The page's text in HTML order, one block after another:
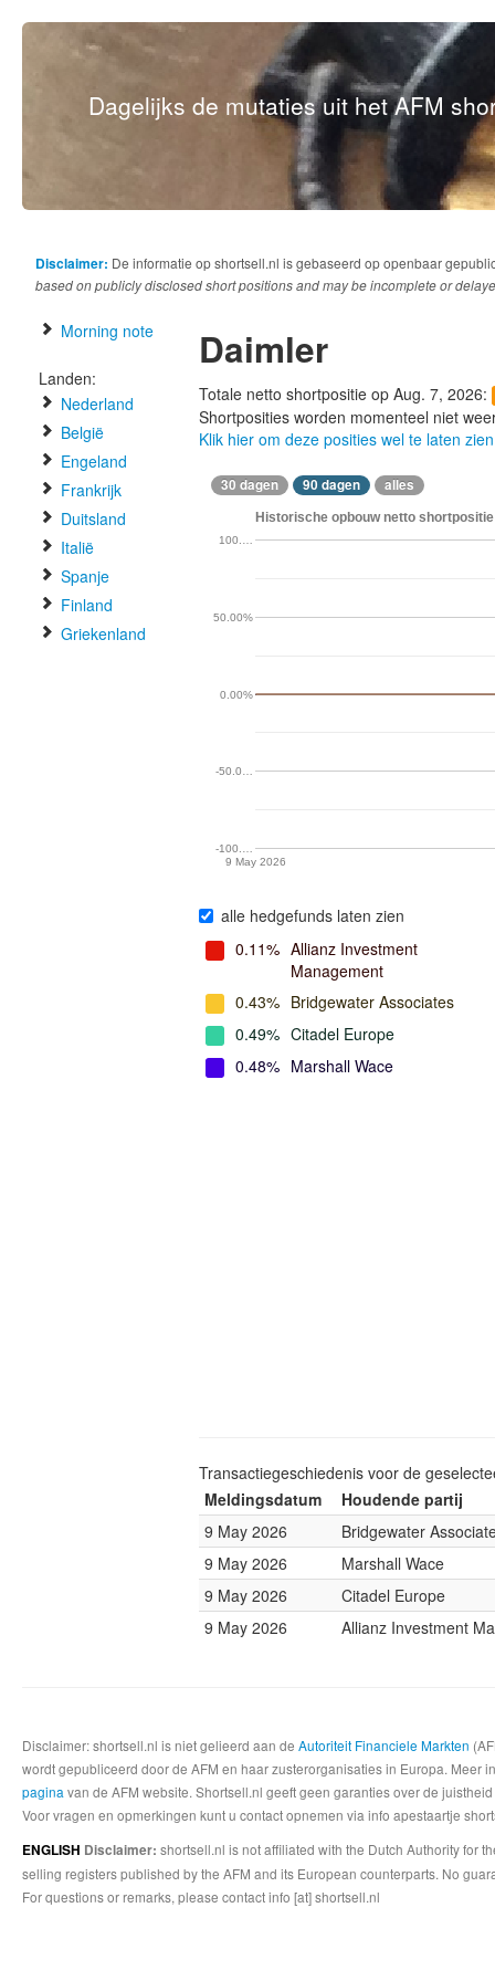
Dagelijks de mutaties uit het AFM
Disclaimer: De informatie op shortsell.nl is gebaseerd op openbaar
based on publicly disclosed short positions and may be incomplete or
Morning note
Landen:
Nederland
België
Engeland
Frankrijk
Duitsland
Italië
Spanje
Finland
Griekenland
Daimler
Totale netto shortpositie op Aug. 7, 2026:
Shortposities worden momenteel niet
Klik hier om deze posities wel te laten zien
30 dagen 90 dagen alles
Historische opbouw netto
9 May 2026
-100.…
-50.0…
0.00%
50.00%
100.…
alle hedgefunds laten zien
0.11% Allianz Investment
Management
0.43% Bridgewater Associates
0.49% Citadel Europe
0.48% Marshall Wace
Transactiegeschiedenis voor de
Meldingsdatum
Houdende partij
9 May 2026
Bridgewater
9 May 2026
Marshall Wace
9 May 2026
Citadel Europe
9 May 2026
Allianz Investment
Disclaimer: shortsell.nl is niet gelieerd aan de Autoriteit Financiele Markten
wordt gepubliceerd door de AFM en haar zusterorganisaties in Europa.
pagina van de AFM website. Shortsell.nl geeft geen garanties over de
Voor vragen en opmerkingen kunt u contact opnemen via info apestaartje
ENGLISH Disclaimer: shortsell.nl is not affiliated with the Dutch Authority for
selling registers published by the AFM and its European counterparts. No
For questions or remarks, please contact info [at] shortsell.nl